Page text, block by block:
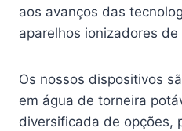
aos avanços das
aparelhos ionizadores de
Os nossos dispositivos
em água de torneira
diversificada de opções,